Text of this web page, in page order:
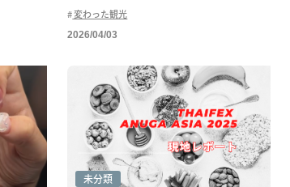
変わった観光
2026/04/03
未分類